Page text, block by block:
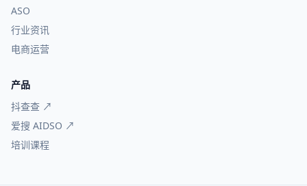
ASO
行业资讯
电商运营
产品
抖查查 ↗
爱搜 AIDSO ↗
培训课程